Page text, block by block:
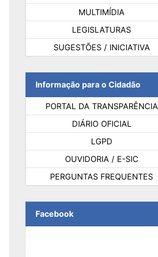
MULTIMÍDIA
LEGISLATURAS
SUGESTÕES / INICIATIVA
Informação para o Cidadão
PORTAL DA TRANSPARÊNCIA
DIÁRIO OFICIAL
LGPD
OUVIDORIA / E-SIC
PERGUNTAS FREQUENTES
Facebook